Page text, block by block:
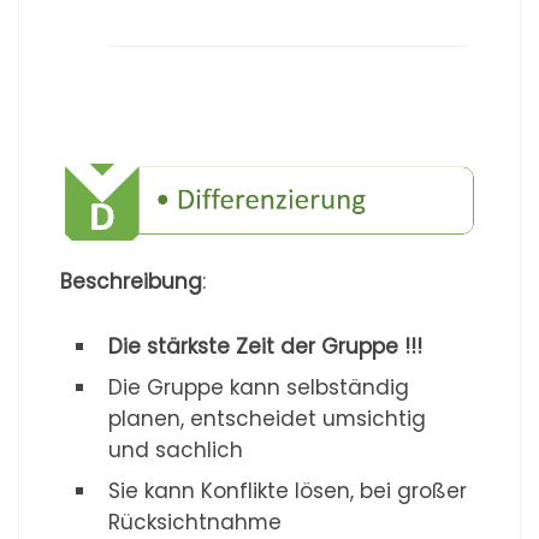
Beschreibung:
Die stärkste Zeit der Gruppe !!!
Die Gruppe kann selbständig
planen, entscheidet umsichtig
und sachlich
Sie kann Konflikte lösen, bei großer
Rücksichtnahme